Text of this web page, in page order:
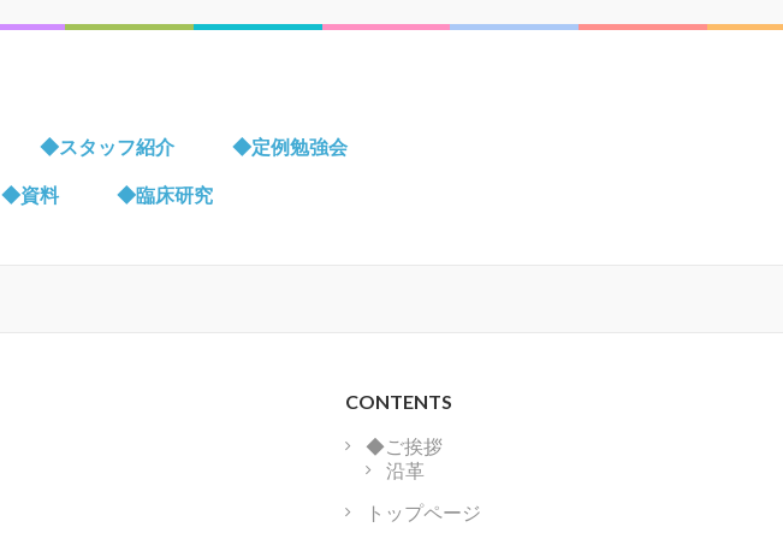
◆スタッフ紹介 ◆定例勉強会
◆資料 ◆臨床研究
CONTENTS
◆ご挨拶
沿革
トップページ